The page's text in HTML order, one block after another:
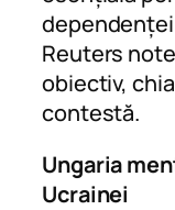
Reuters
obiectiv,
contestă.
Ungaria
Ucrainei